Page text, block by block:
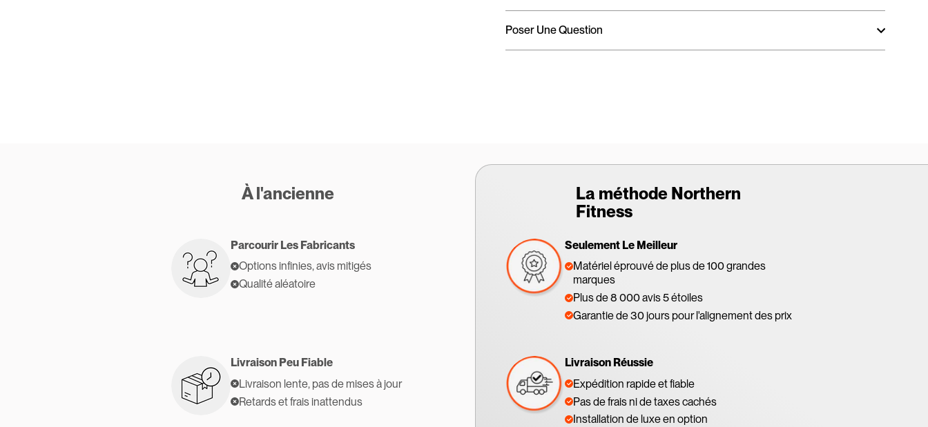
Poser Une Question
À l'ancienne
La méthode Northern
Fitness
Parcourir Les Fabricants
Options infinies, avis mitigés
Qualité aléatoire
Seulement Le Meilleur
Matériel éprouvé de plus de 100 grandes
marques
Plus de 8 000 avis 5 étoiles
Garantie de 30 jours pour l'alignement des prix
Livraison Peu Fiable
Livraison lente, pas de mises à jour
Retards et frais inattendus
Livraison Réussie
Expédition rapide et fiable
Pas de frais ni de taxes cachés
Installation de luxe en option